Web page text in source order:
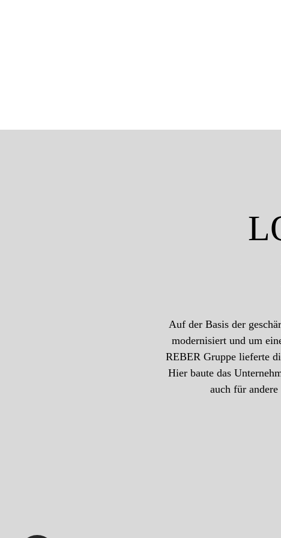
Auf der Basis der
modernisiert und um
REBER Gruppe lieferte
Hier baute das
auch für